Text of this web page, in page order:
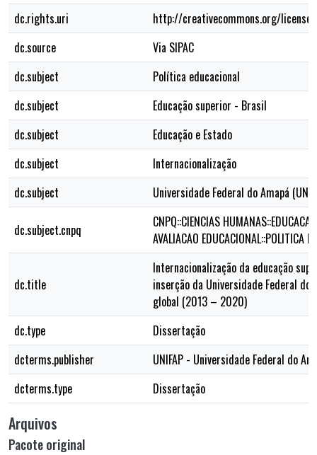
dc.rights.uri
http://creativecommons.org/
dc.source
Via SIPAC
dc.subject
Política educacional
dc.subject
Educação superior - Brasil
dc.subject
Educação e Estado
dc.subject
Internacionalização
dc.subject
Universidade Federal do Amapá
dc.subject.cnpq
CNPQ::CIENCIAS
AVALIACAO EDUCACIONAL::POLITICA
dc.title
Internacionalização da educação
inserção da Universidade Federal do
global (2013 – 2020)
dc.type
Dissertação
dcterms.publisher
UNIFAP - Universidade Federal do
dcterms.type
Dissertação
Arquivos
Pacote original